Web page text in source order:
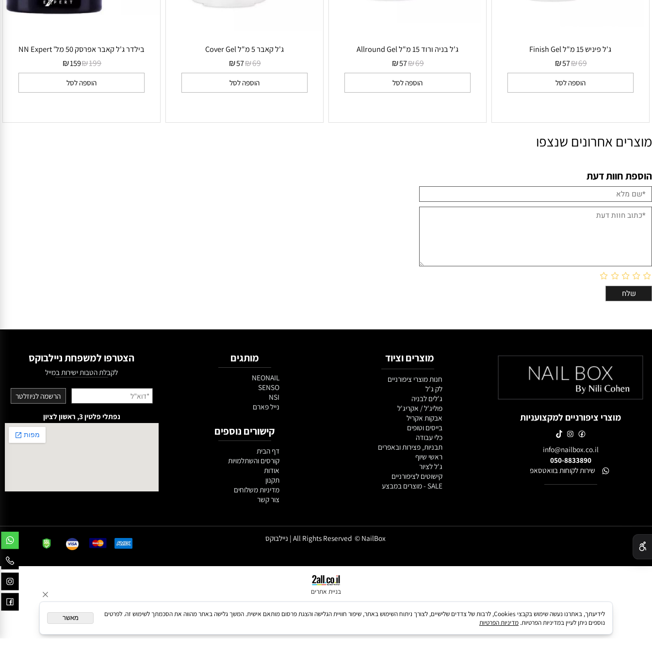
₪69
₪57
הוספה לסל
₪69
₪57
הוספה לסל
₪69
₪57
הוספה לסל
בילדר ג'ל קאבר אפרסק 50 מל' NN Expert
₪199
₪159
הוספה לסל
דעת
מוצרי ציפורניים למקצועניות
info@nailbox.co.il
050-8833890
מוצרים וציוד
חנות מוצרי ציפורניים
ג'לים לבניה
פוליג'ל / אקריג'ל
אבקות אקריל
בייסים וטופים
כלי עבודה
תבניות, פצירות ובאפרים
ראשי שיוף
מותגים
NEONAIL
SENSO
נייל פארם
קישורים נוספים
דף הבית
קורסים והשתלמויות
אודות
צור קשר
הצטרפו למשפחת ניילבוקס
לקבלת הטבות ישירות במייל
All Rights Reserved © NailBox | ניילבוקס